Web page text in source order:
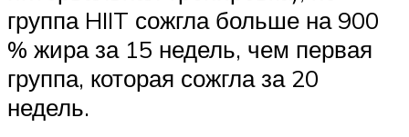
группа HIIT сожгла больше на 900
% жира за 15 недель, чем первая
группа, которая сожгла за 20
недель.